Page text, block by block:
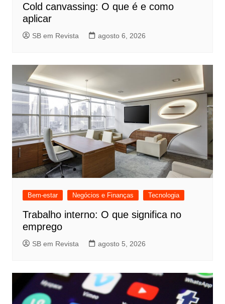
Cold canvassing: O que é e como
aplicar
SB em Revista agosto 6, 2026
Bem-estar Negócios e Finanças Tecnologia
Trabalho interno: O que significa no
emprego
SB em Revista agosto 5, 2026